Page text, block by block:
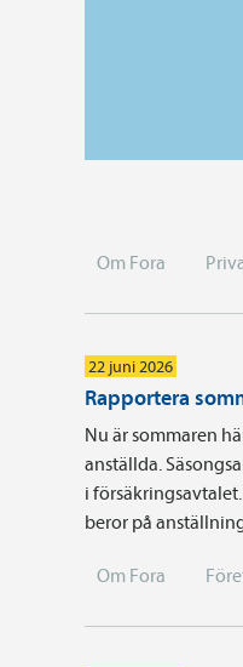
Om Fora
22 juni 2026
Rapportera
Nu är sommaren
anställda.
i
beror på
Om Fora